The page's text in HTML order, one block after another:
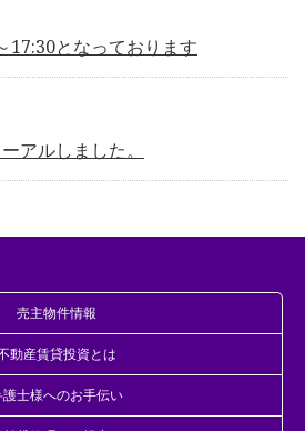
17:30となっております
アルしました。
売主物件情報
動産賃貸投資とは
護士様へのお手伝い